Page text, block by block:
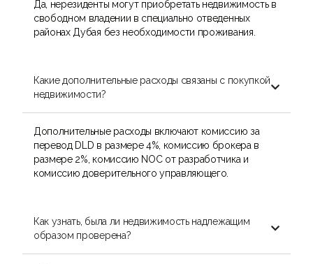
Да, нерезиденты могут приобретать недвижимость в
свободном владении в специально отведенных
районах Дубая без необходимости проживания.
Какие дополнительные расходы связаны с покупкой
недвижимости?

Дополнительные расходы включают комиссию за
перевод DLD в размере 4%, комиссию брокера в
размере 2%, комиссию NOC от разработчика и
комиссию доверительного управляющего.
Как узнать, была ли недвижимость надлежащим
образом проверена?
